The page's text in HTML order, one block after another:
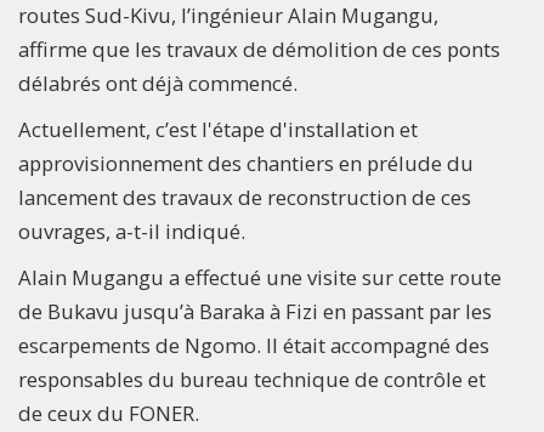
routes Sud-Kivu, l’ingénieur Alain Mugangu,
affirme que les travaux de démolition de ces ponts
délabrés ont déjà commencé.
Actuellement, c’est l'étape d'installation et
approvisionnement des chantiers en prélude du
lancement des travaux de reconstruction de ces
ouvrages, a-t-il indiqué.
Alain Mugangu a effectué une visite sur cette route
de Bukavu jusqu’à Baraka à Fizi en passant par les
escarpements de Ngomo. Il était accompagné des
responsables du bureau technique de contrôle et
de ceux du FONER.